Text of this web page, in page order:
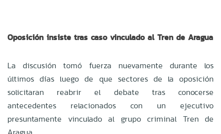
Oposición insiste tras caso vinculado al Tren de Aragua
La discusión tomó fuerza nuevamente durante los
últimos días luego de que sectores de la oposición
solicitaran reabrir el debate tras conocerse
antecedentes relacionados con un ejecutivo
presuntamente vinculado al grupo criminal Tren de